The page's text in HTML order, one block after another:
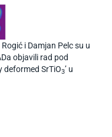
i Damjan Pelc su u
objavili rad pod
deformed SrTiO3’ u